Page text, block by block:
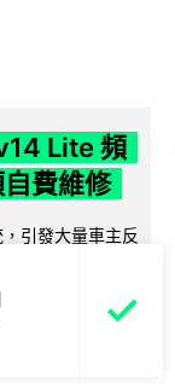
Lite 頻
費維修
引發大量車主反
甚至直接燒